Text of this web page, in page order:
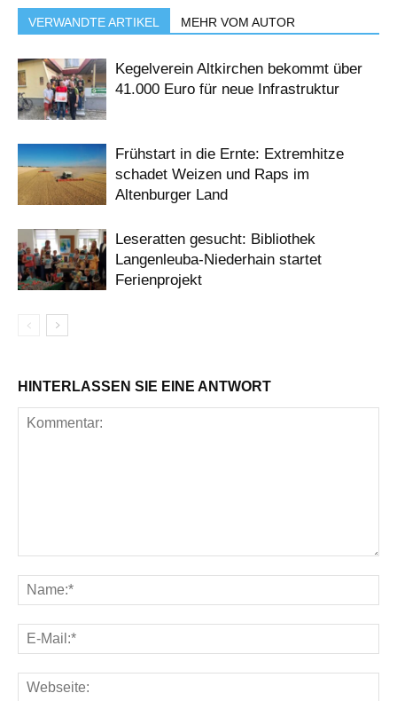
VERWANDTE ARTIKEL MEHR VOM AUTOR
Kegelverein Altkirchen bekommt über
41.000 Euro für neue Infrastruktur
Frühstart in die Ernte: Extremhitze
schadet Weizen und Raps im
Altenburger Land
Leseratten gesucht: Bibliothek
Langenleuba-Niederhain startet
Ferienprojekt
HINTERLASSEN SIE EINE ANTWORT